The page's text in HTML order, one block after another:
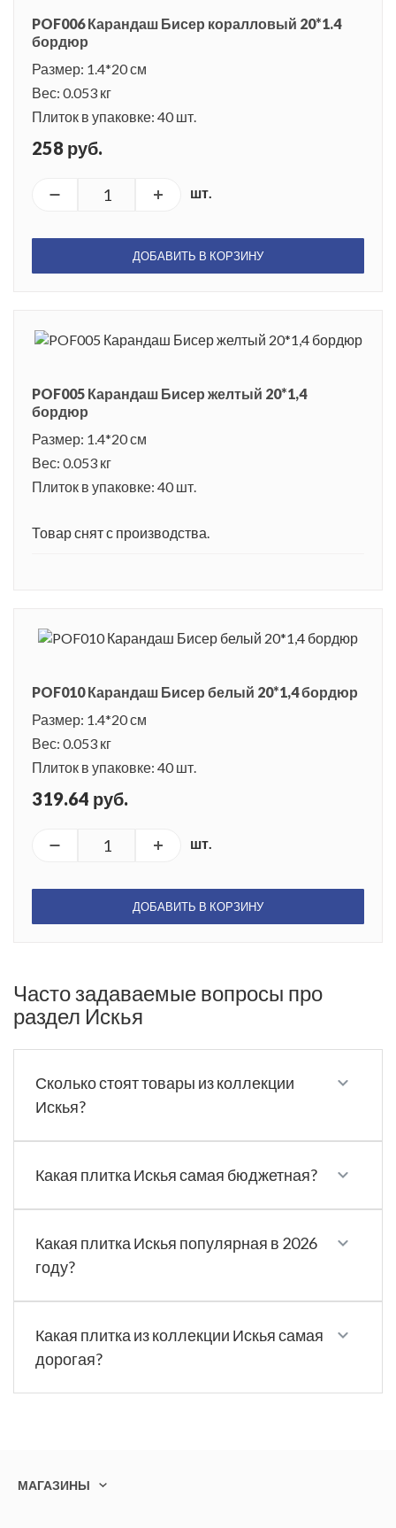
POF006 Карандаш Бисер коралловый 20*1.4
бордюр
Размер: 1.4*20 см
Вес: 0.053 кг
Плиток в упаковке: 40 шт.
258 руб.
шт.
ДОБАВИТЬ В КОРЗИНУ
POF005 Карандаш Бисер желтый 20*1,4
бордюр
Размер: 1.4*20 см
Вес: 0.053 кг
Плиток в упаковке: 40 шт.
Товар снят с производства.
POF010 Карандаш Бисер белый 20*1,4 бордюр
Размер: 1.4*20 см
Вес: 0.053 кг
Плиток в упаковке: 40 шт.
319.64 руб.
шт.
ДОБАВИТЬ В КОРЗИНУ
Часто задаваемые вопросы про
раздел Искья
Сколько стоят товары из коллекции
Искья?
Какая плитка Искья самая бюджетная?
Какая плитка Искья популярная в 2026
году?
Какая плитка из коллекции Искья самая
дорогая?
МАГАЗИНЫ